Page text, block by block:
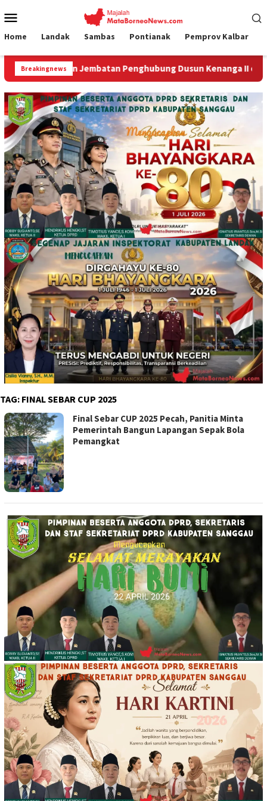
ke
Mobile
Home Landak Sambas Pontianak Pemprov Kalbar
Breakingnews
Penghubung Dusun Kenanga II dan Melati Segera
TAG: FINAL SEBAR CUP 2025
Final Sebar CUP 2025 Pecah, Panitia Minta
Pemerintah Bangun Lapangan Sepak Bola
Pemangkat